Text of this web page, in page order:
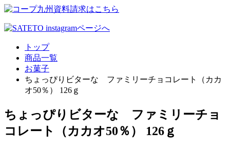
対
トップ
商品一覧
お菓子
ちょっぴりビターな ファミリーチョコレート（カカ
オ50％） 126ｇ
ちょっぴりビターな ファミリーチョ
コレート（カカオ50％） 126ｇ